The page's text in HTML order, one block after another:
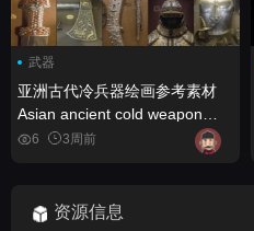
武器
亚洲古代冷兵器绘画参考素材
Asian ancient cold weapon
painting reference materials
6 3周前
资源信息